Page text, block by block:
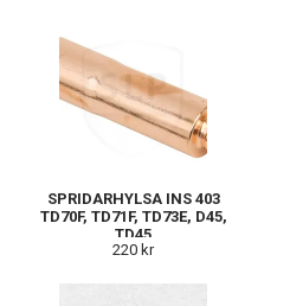
SPRIDARHYLSA INS 403
TD70F, TD71F, TD73E, D45,
TD45
220 kr